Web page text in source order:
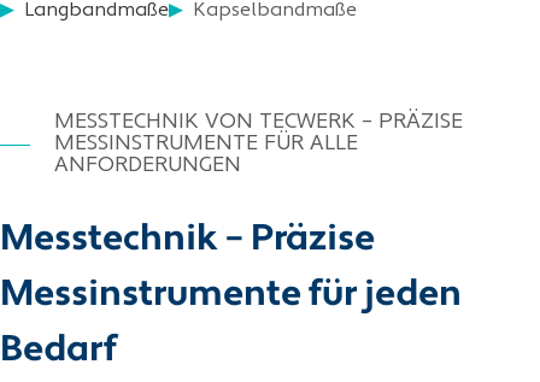
Langbandmaße
Kapselbandmaße
Messtechnik – Präzise
Messinstrumente für jeden
Bedarf
MESSTECHNIK VON TECWERK – PRÄZISE
MESSINSTRUMENTE FÜR ALLE
ANFORDERUNGEN